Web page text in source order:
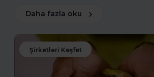
Daha fazla oku
Şirketleri Keşfet